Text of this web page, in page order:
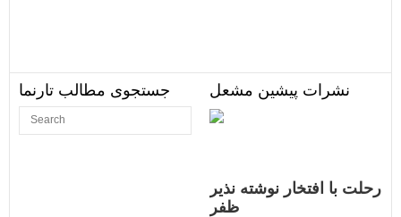
جستجوی مطالب تارنما نشرات پیشین مشعل
رحلت با افتخار نوشته نذیر
ظفر